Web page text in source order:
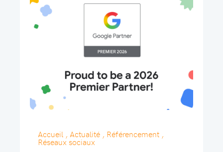
Accueil , Actualité , Référencement ,
Réseaux sociaux